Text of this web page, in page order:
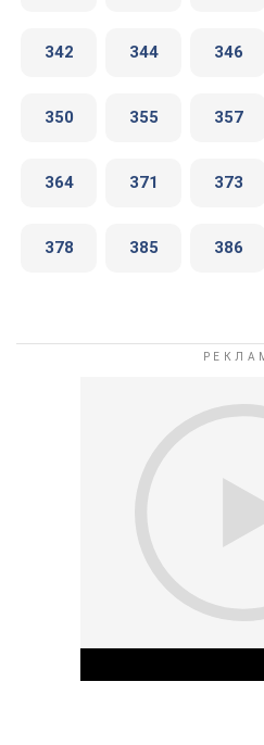
342 344 346
350 355 357
364 371 373
378 385 386